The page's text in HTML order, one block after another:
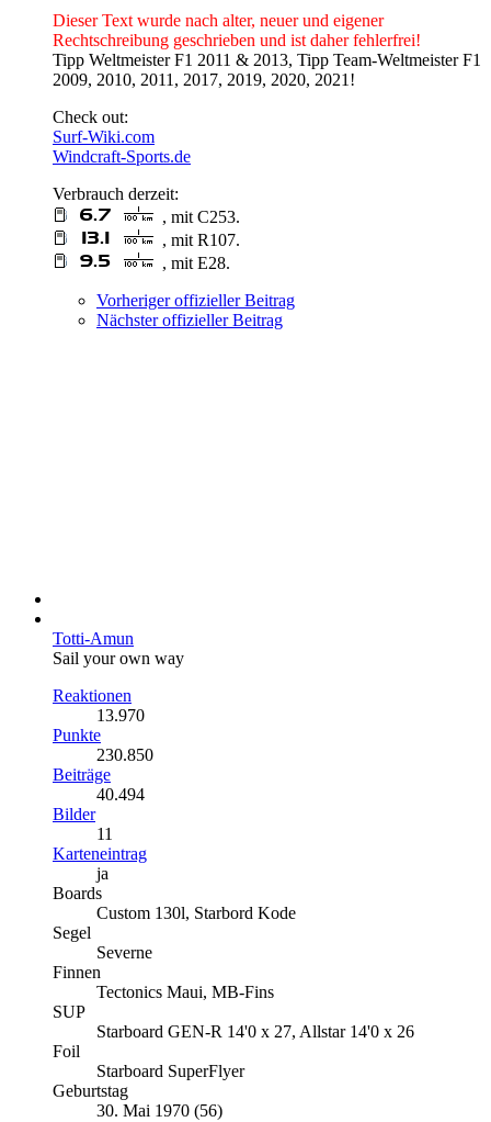
Dieser Text wurde nach alter, neuer und eigener
Rechtschreibung geschrieben und ist daher fehlerfrei!
Tipp Weltmeister F1 2011 & 2013, Tipp Team-Weltmeister F1
2009, 2010, 2011, 2017, 2019, 2020, 2021!
Check out:
Surf-Wiki.com
Windcraft-Sports.de
Verbrauch derzeit:
, mit C253.
, mit R107.
, mit E28.
Vorheriger offizieller Beitrag
Nächster offizieller Beitrag
Totti-Amun
Sail your own way
Reaktionen
13.970
Punkte
230.850
Beiträge
40.494
Bilder
11
Karteneintrag
ja
Boards
Custom 130l, Starbord Kode
Segel
Severne
Finnen
Tectonics Maui, MB-Fins
SUP
Starboard GEN-R 14'0 x 27, Allstar 14'0 x 26
Foil
Starboard SuperFlyer
Geburtstag
30. Mai 1970 (56)